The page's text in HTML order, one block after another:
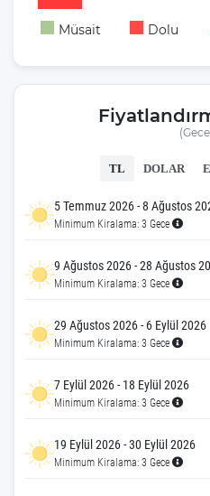
Müsait Dolu
TL DOLAR
5 Temmuz 2026 - 8 Ağustos
Minimum Kiralama: 3 Gece
9 Ağustos 2026 - 28 Ağustos
Minimum Kiralama: 3 Gece
29 Ağustos 2026 - 6 Eylül 2026
Minimum Kiralama: 3 Gece
7 Eylül 2026 - 18 Eylül 2026
Minimum Kiralama: 3 Gece
19 Eylül 2026 - 30 Eylül 2026
Minimum Kiralama: 3 Gece